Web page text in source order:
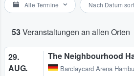
Alle Termine Nach Datum
53Veranstaltungen an allen Orten
29.
AUG.
The Neighbourhood
Barclaycard Arena